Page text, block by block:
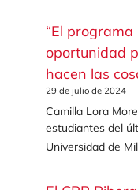
“El
oportunidad
hacen las
29 de julio de 2024
Camilla Lora
estudiantes del
Universidad de